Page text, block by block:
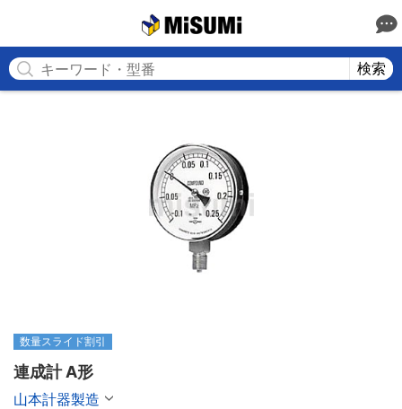
検索
数量スライド割引
連成計 A形
山本計器製造